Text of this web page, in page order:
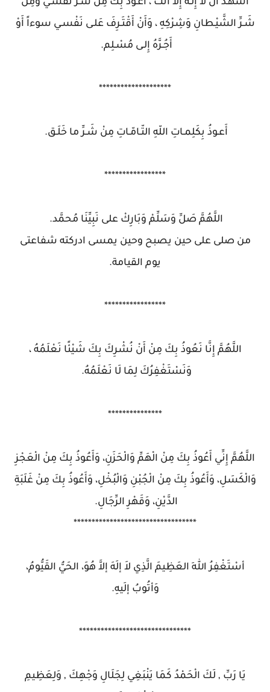
أَشْهَـدُ أَنْ لا إِلـهَ إِلاّ أَنْت ، أَعـوذُ بِكَ مِن شَـرِّ نَفْسـي وَمِن
شَـرِّ الشَّيْـطانِ وَشِرْكِهِ ، وَأَنْ أَقْتَـرِفَ عَلـى نَفْسـي سوءاً أَوْ
أَجُـرَّهُ إِلـى مُسْـلِم.
********************
أَعـوذُ بِكَلِمـاتِ اللّهِ التّـامّـاتِ مِنْ شَـرِّ ما خَلَـق.
*****************
اللَّهُمَّ صَلِّ وَسَلِّمْ وَبَارِكْ على نَبِيِّنَا مُحمَّد.
من صلى على حين يصبح وحين يمسى ادركته شفاعتى
يوم القيامة.
*****************
اللَّهُمَّ إِنَّا نَعُوذُ بِكَ مِنْ أَنْ نُشْرِكَ بِكَ شَيْئًا نَعْلَمُهُ ،
وَنَسْتَغْفِرُكَ لِمَا لَا نَعْلَمُهُ.
***************
اللَّهُمَّ إِنِّي أَعُوذُ بِكَ مِنْ الْهَمِّ وَالْحَزَنِ، وَأَعُوذُ بِكَ مِنْ الْعَجْزِ
وَالْكَسَلِ، وَأَعُوذُ بِكَ مِنْ الْجُبْنِ وَالْبُخْلِ، وَأَعُوذُ بِكَ مِنْ غَلَبَةِ
الدَّيْنِ، وَقَهْرِ الرِّجَالِ.
**********************************
أسْتَغْفِرُ اللهَ العَظِيمَ الَّذِي لاَ إلَهَ إلاَّ هُوَ، الحَيُّ القَيُّومُ،
وَأتُوبُ إلَيهِ.
*******************************
يَا رَبِّ , لَكَ الْحَمْدُ كَمَا يَنْبَغِي لِجَلَالِ وَجْهِكَ , وَلِعَظِيمِ